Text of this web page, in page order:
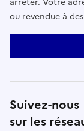
ou revendue à
Suivez-nous
sur les